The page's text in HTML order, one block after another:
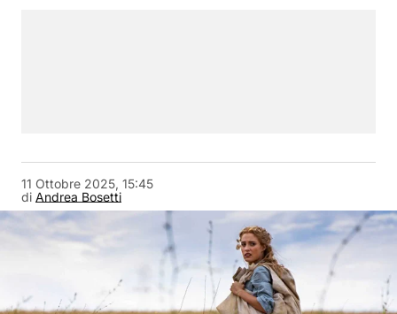
di Andrea Bosetti
11 Ottobre 2025, 15:45